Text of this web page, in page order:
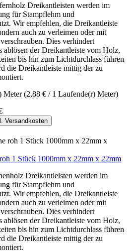
Dreikantleisten werden im
für Stampflehm und
Wir empfehlen, die Dreikantleiste
auch zu verleimen oder mit
Dies verhindert
ablösen der Dreikantleiste vom Holz,
bis hin zum Lichtdurchlass führen
die Dreikantleiste mittig der zu
Meter(2,88 € / 1 Laufende(r) Meter)
Versandkosten
1 Stück 1000mm x 22mm x 22mm
Dreikantleisten werden im
für Stampflehm und
Wir empfehlen, die Dreikantleiste
auch zu verleimen oder mit
Dies verhindert
ablösen der Dreikantleiste vom Holz,
bis hin zum Lichtdurchlass führen
die Dreikantleiste mittig der zu